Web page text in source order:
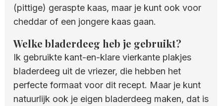
(pittige) geraspte kaas, maar je kunt ook voor
cheddar of een jongere kaas gaan.
Welke bladerdeeg heb je gebruikt?
Ik gebruikte kant-en-klare vierkante plakjes
bladerdeeg uit de vriezer, die hebben het
perfecte formaat voor dit recept. Maar je kunt
natuurlijk ook je eigen bladerdeeg maken, dat is